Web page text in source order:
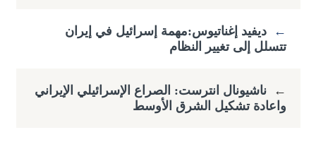
←
ديفيد إغناتيوس:مهمة إسرائيل في إيران
تتسلل إلى تغيير النظام
←
ناشيونال انترست: الصراع الإسرائيلي الإيراني
واعادة تشكيل الشرق الأوسط